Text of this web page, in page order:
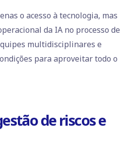
o acesso à tecnologia, mas
da IA no processo de
multidisciplinares e
para aproveitar todo o
de riscos e